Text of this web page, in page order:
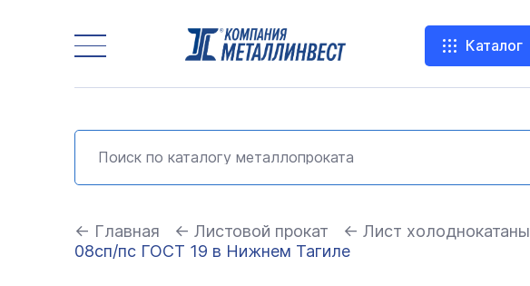
Каталог
← Главная ← Листовой прокат ← Лист
08сп/пс ГОСТ 19 в Нижнем Тагиле